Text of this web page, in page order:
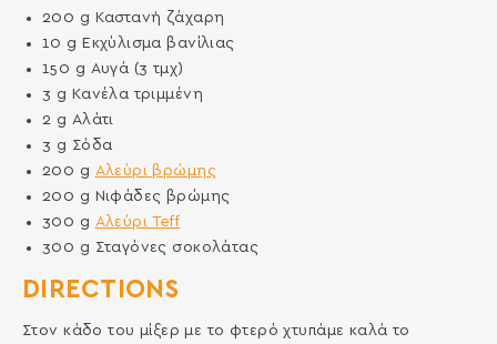
DIRECTIONS
Στον κάδο του μίξερ με το φτερό χτυπάμε καλά το
200 g Καστανή ζάχαρη
10 g Εκχύλισμα βανίλιας
150 g Αυγά (3 τμχ)
3 g Κανέλα τριμμένη
2 g Αλάτι
3 g Σόδα
200 g Αλεύρι βρώμης
200 g Νιφάδες βρώμης
300 g Αλεύρι Teff
300 g Σταγόνες σοκολάτας